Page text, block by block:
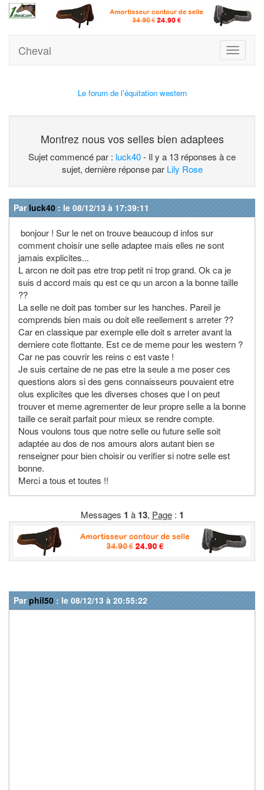
Toggle
Cheval
Le forum de l'équitation western
Montrez nous vos selles bien adaptees
Sujet commencé par : luck40- Il y a 13 réponses à ce
sujet, dernière réponse par Lily Rose
Par luck40 : le 08/12/13 à 17:39:11
bonjour ! Sur le net on trouve beaucoup d infos sur
comment choisir une selle adaptee mais elles ne sont
jamais explicites...
L arcon ne doit pas etre trop petit ni trop grand. Ok ca je
suis d accord mais qu est ce qu un arcon a la bonne taille
??
La selle ne doit pas tomber sur les hanches. Pareil je
comprends bien mais ou doit elle reellement s arreter ??
Car en classique par exemple elle doit s arreter avant la
derniere cote flottante. Est ce de meme pour les western ?
Car ne pas couvrir les reins c est vaste !
Je suis certaine de ne pas etre la seule a me poser ces
questions alors si des gens connaisseurs pouvaient etre
olus explicites que les diverses choses que l on peut
trouver et meme agrementer de leur propre selle a la bonne
taille ce serait parfait pour mieux se rendre compte.
Nous voulons tous que notre selle ou future selle soit
adaptée au dos de nos amours alors autant bien se
renseigner pour bien choisir ou verifier si notre selle est
bonne.
Merci a tous et toutes !!
Messages 1 à 13, Page: 1
Parphil50 : le 08/12/13 à 20:55:22